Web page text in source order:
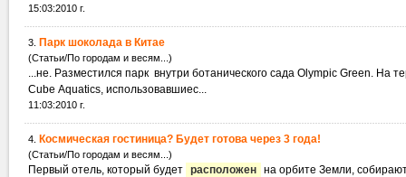
15:03:2010 г.
3. Парк шоколада в Китае
(Статьи/По городам и весям...)
...не. Разместился парк внутри ботанического сада Olympic Green. На
Cube Aquatics, использовавшиес...
11:03:2010 г.
4. Космическая гостиница? Будет готова через 3 года!
(Статьи/По городам и весям...)
Первый отель, который будет расположен на орбите Земли,